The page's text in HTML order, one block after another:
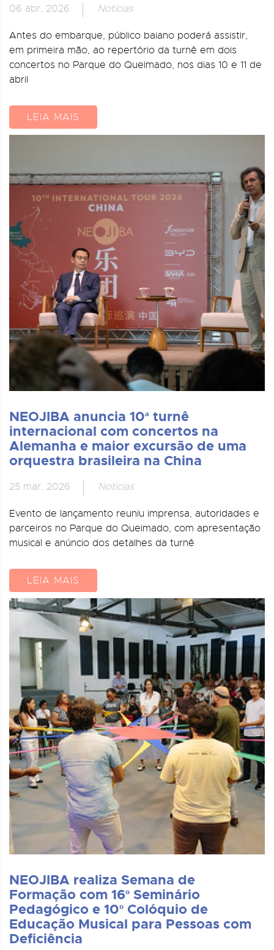
06 abr, 2026 Notícias
Antes do embarque, público baiano poderá assistir,
em primeira mão, ao repertório da turnê em dois
concertos no Parque do Queimado, nos dias 10 e 11 de
abril
LEIA MAIS
NEOJIBA anuncia 10ª turnê
internacional com concertos na
Alemanha e maior excursão de uma
orquestra brasileira na China
25 mar, 2026 Notícias
Evento de lançamento reuniu imprensa, autoridades e
parceiros no Parque do Queimado, com apresentação
musical e anúncio dos detalhes da turnê
LEIA MAIS
NEOJIBA realiza Semana de
Formação com 16º Seminário
Pedagógico e 10º Colóquio de
Educação Musical para Pessoas com
Deficiência